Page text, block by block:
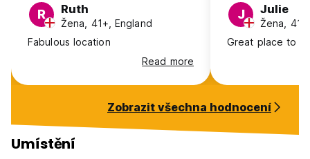
R Ruth
Žena, 41+, England
Fabulous location
Read more
J Julie
Žena,
Great place to
Zobrazit všechna hodnocení
Umístění